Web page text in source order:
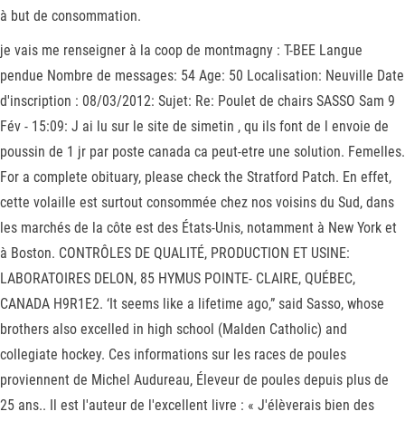
à but de consommation.
je vais me renseigner à la coop de montmagny : T-BEE Langue
pendue Nombre de messages: 54 Age: 50 Localisation: Neuville Date
d'inscription : 08/03/2012: Sujet: Re: Poulet de chairs SASSO Sam 9
Fév - 15:09: J ai lu sur le site de simetin , qu ils font de l envoie de
poussin de 1 jr par poste canada ca peut-etre une solution. Femelles.
For a complete obituary, please check the Stratford Patch. En effet,
cette volaille est surtout consommée chez nos voisins du Sud, dans
les marchés de la côte est des États-Unis, notamment à New York et
à Boston. CONTRÔLES DE QUALITÉ, PRODUCTION ET USINE:
LABORATOIRES DELON, 85 HYMUS POINTE- CLAIRE, QUÉBEC,
CANADA H9R1E2. ‘It seems like a lifetime ago,” said Sasso, whose
brothers also excelled in high school (Malden Catholic) and
collegiate hockey. Ces informations sur les races de poules
proviennent de Michel Audureau, Éleveur de poules depuis plus de
25 ans.. Il est l'auteur de l'excellent livre : « J'élèverais bien des